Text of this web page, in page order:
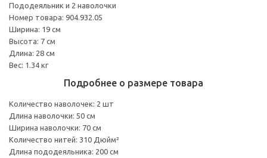
Пододеяльник и 2 наволочки
Номер товара: 904.932.05
Ширина: 19 см
Высота: 7 см
Длина: 28 см
Вес: 1.34 кг
Подробнее о размере товара
Количество наволочек: 2 шт
Длина наволочки: 50 см
Ширина наволочки: 70 см
Количество нитей: 310 Дюйм²
Длина пододеяльника: 200 см